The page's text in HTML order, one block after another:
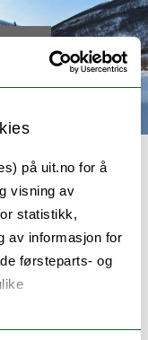
på uit.no for å
visning av
statistikk,
av informasjon for
førsteparts- og
and